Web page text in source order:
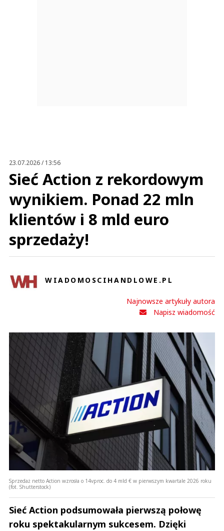
23.07.2026 / 13:56
Sieć Action z rekordowym
wynikiem. Ponad 22 mln
klientów i 8 mld euro
sprzedaży!
WIADOMOSCIHANDLOWE.PL
Najnowsze artykuły autora
Napisz wiadomość
Sprzedaż netto Action wzrosła o 14vproc. do 4 mld € w pierwszym kwartale 2026 roku
(fot. Shutterstock)
Sieć Action podsumowała pierwszą połowę
roku spektakularnym sukcesem. Dzięki